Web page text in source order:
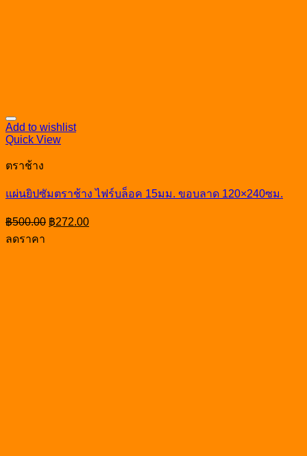
Add to wishlist
Quick View
ตราช้าง
แผ่นยิปซัมตราช้าง ไฟร์บล็อค 15มม. ขอบลาด 120×240ซม.
฿500.00 Original
price
฿272.00Current
price
ลดราคา